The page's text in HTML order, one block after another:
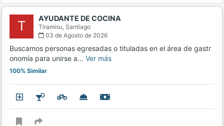
T AYUDANTE DE COCINA
Tiramisu, Santiago
03 de Agosto de 2026
Buscamos personas egresadas o tituladas en el área de gastr
onomía para unirse a… Ver más
100% Similar